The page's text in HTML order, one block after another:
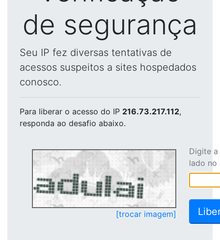
de segurança
Seu IP fez diversas tentativas de
acessos suspeitos a sites hospedados
conosco.
Para liberar o acesso do IP 216.73.217.112,
responda ao desafio abaixo.
[trocar imagem]
Digite
lado no